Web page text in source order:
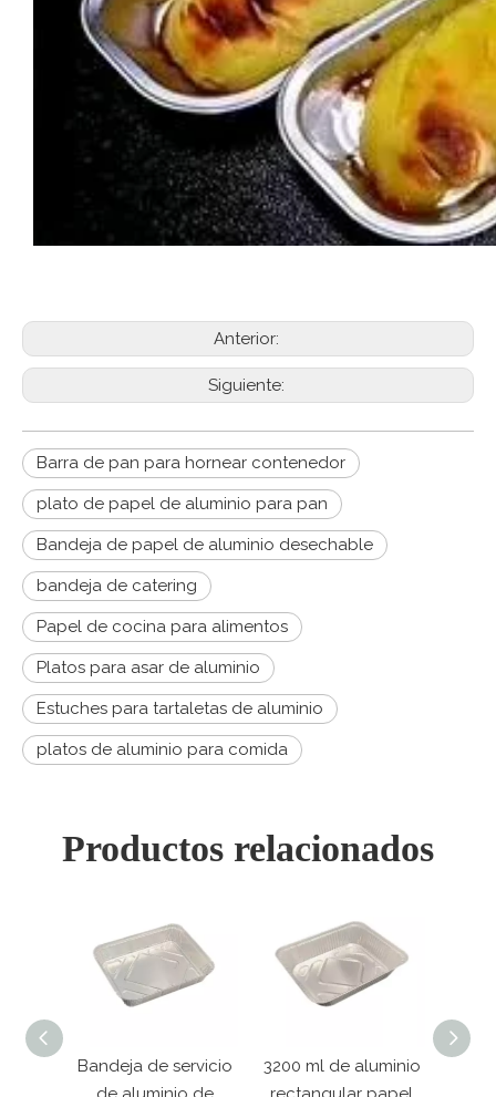
Anterior:
Siguiente:
Barra de pan para hornear contenedor
plato de papel de aluminio para pan
Bandeja de papel de aluminio desechable
bandeja de catering
Papel de cocina para alimentos
Platos para asar de aluminio
Estuches para tartaletas de aluminio
platos de aluminio para comida
Productos relacionados
3200 ml de aluminio
Bandeja desechable